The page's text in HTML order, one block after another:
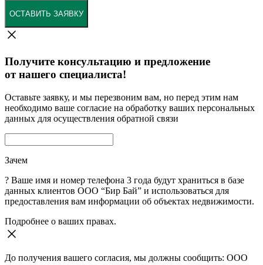
ОСТАВИТЬ ЗАЯВКУ
Получите консультацию и предложение
от нашего специалиста!
Оставьте заявку, и мы перезвоним вам, но перед этим нам
необходимо ваше согласие на обработку ваших персональных
данных для осуществления обратной связи
Зачем
? Ваше имя и номер телефона 3 года будут храниться в базе
данных клиентов ООО “Бир Бай” и использоваться для
предоставления вам информации об объектах недвижимости.
Подробнее о ваших правах.
До получения вашего согласия, мы должны сообщить: ООО